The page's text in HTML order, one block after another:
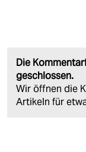
Die
geschlossen.
Wir öffnen die
Artikeln für